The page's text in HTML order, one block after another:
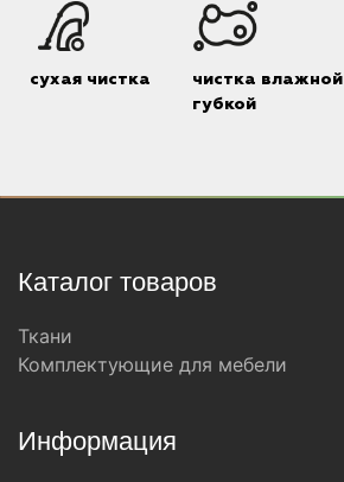
сухая чистка
чистка влажной
губкой
Каталог товаров
Ткани
Комплектующие для мебели
Информация